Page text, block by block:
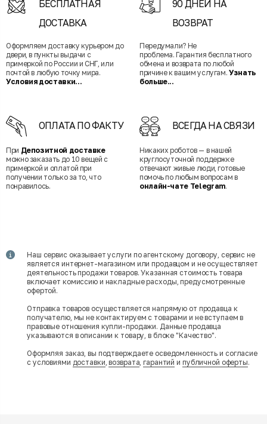
БЕСПЛАТНАЯ
ДОСТАВКА
Оформляем доставку курьером до
двери, в пункты выдачи с
примеркой по России и СНГ, или
почтой в любую точку мира.
Условия доставки...
90 ДНЕЙ НА
ВОЗВРАТ
Передумали? Не
проблема. Гарантия бесплатного
обмена и возврата по любой
причине к вашим услугам. Узнать
больше...
ОПЛАТА ПО ФАКТУ
При Депозитной доставке
можно заказать до 10 вещей с
примеркой и оплатой при
получении только за то, что
понравилось.
ВСЕГДА НА СВЯЗИ
Никаких роботов — в нашей
круглосуточной поддержке
отвечают живые люди, готовые
помочь по любым вопросам в
онлайн-чате Telegram.
Наш сервис оказывает услуги по агентскому договору, сервис не
является интернет-магазином или продавцом и не осуществляет
деятельность продажи товаров. Указанная стоимость товара
включает комиссию и накладные расходы, предусмотренные
офертой.
Отправка товаров осуществляется напрямую от продавца к
получателю, мы не контактируем с товарами и не вступаем в
правовые отношения купли-продажи. Данные продавца
указываются в описании к товару, в блоке "Качество".
Оформляя заказ, вы подтверждаете осведомленность и согласие
с условиями доставки,возврата,гарантий и публичной оферты.